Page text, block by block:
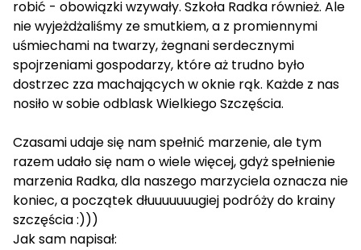
robić - obowiązki wzywały. Szkoła Radka również. Ale
nie wyjeżdżaliśmy ze smutkiem, a z promiennymi
uśmiechami na twarzy, żegnani serdecznymi
spojrzeniami gospodarzy, które aż trudno było
dostrzec zza machających w oknie rąk. Każde z nas
nosiło w sobie odblask Wielkiego Szczęścia.
Czasami udaje się nam spełnić marzenie, ale tym
razem udało się nam o wiele więcej, gdyż spełnienie
marzenia Radka, dla naszego marzyciela oznacza nie
koniec, a początek dłuuuuuuugiej podróży do krainy
szczęścia :)))
Jak sam napisał: